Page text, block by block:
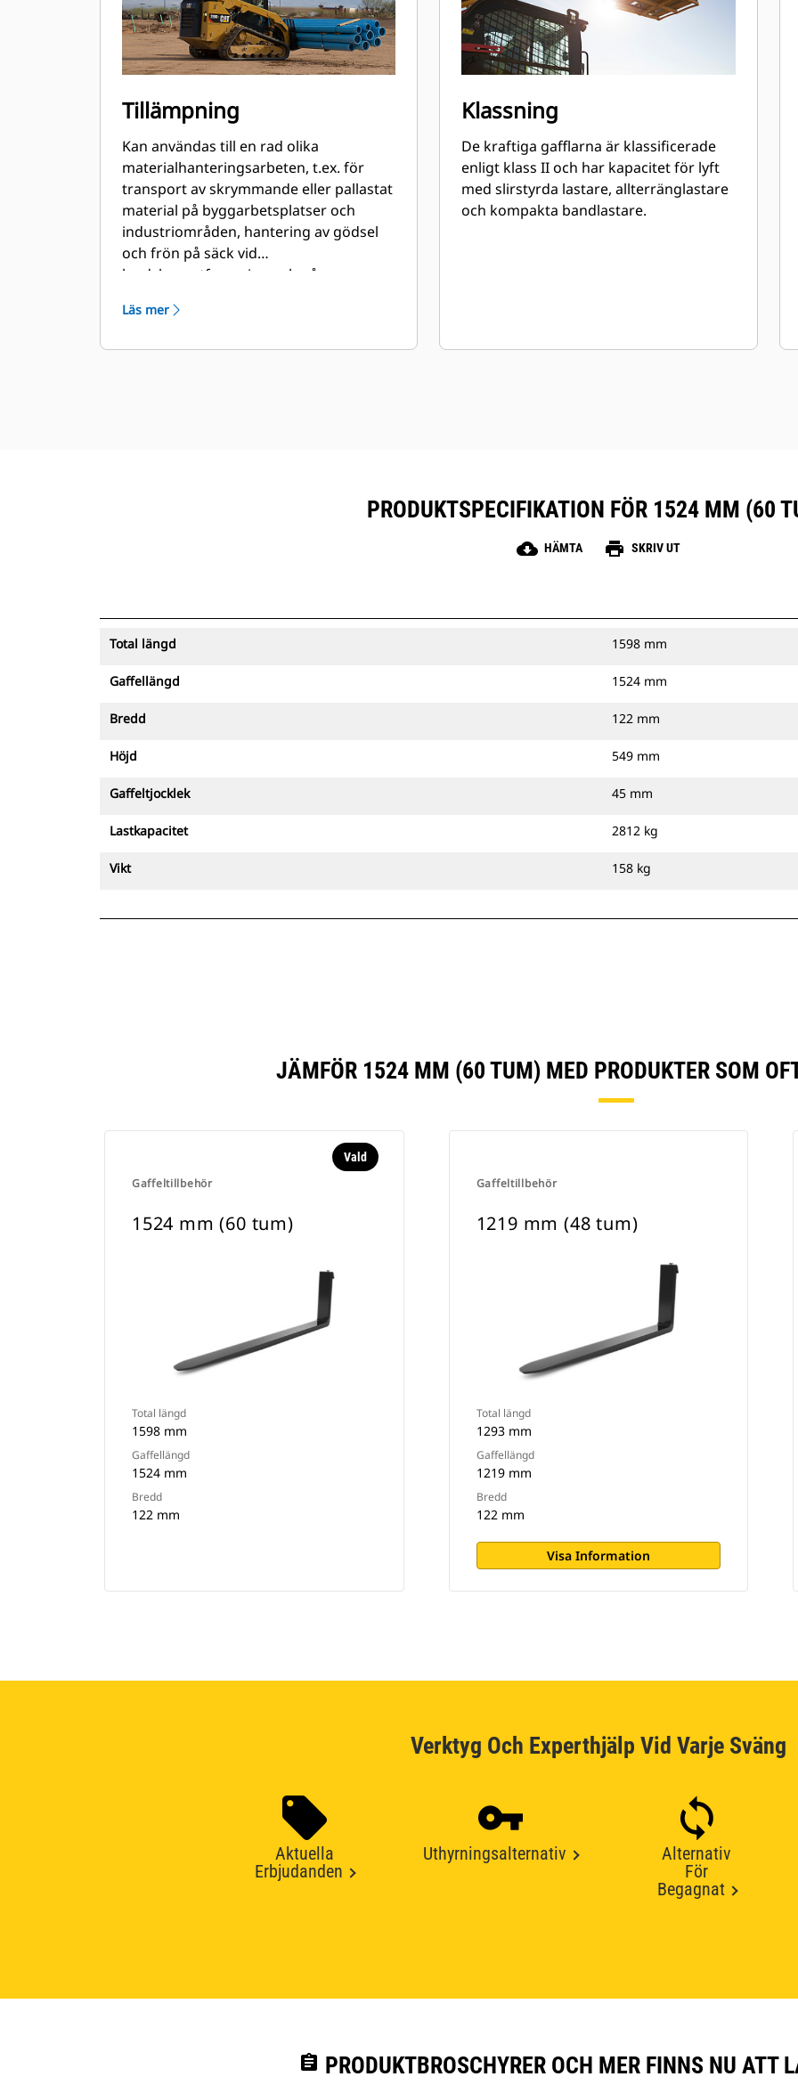
Tillämpning
Kan användas till en rad olika
materialhanteringsarbeten, t.ex. för
transport av skrymmande eller pallastat
material på byggarbetsplatser och
industriområden, hantering av gödsel
och frön på säck vid
landskapsutformning och på
Läs mer
Klassning
De kraftiga gafflarna är klassificerade
enligt klass II och har kapacitet för lyft
med slirstyrda lastare, allterränglastare
och kompakta bandlastare.
PRODUKTSPECIFIKATION FÖR 1524 MM (60
cloud_download HÄMTA print SKRIV UT
Total längd 1598 mm
Gaffellängd 1524 mm
Bredd 122 mm
Höjd 549 mm
Gaffeltjocklek 45 mm
Lastkapacitet 2812 kg
Vikt 158 kg
JÄMFÖR 1524 MM (60 TUM) MED PRODUKTER SOM
Gaffeltillbehör
Vald
1524 mm (60 tum)
Total längd
1598 mm
Gaffellängd
1524 mm
Bredd
122 mm
Gaffeltillbehör
1219 mm (48 tum)
Total längd
1293 mm
Gaffellängd
1219 mm
Bredd
122 mm
Visa Information
Verktyg Och Experthjälp Vid Varje Sväng
Aktuella
Erbjudanden
Uthyrningsalternativ
Alternativ
För
Begagnat
assignment PRODUKTBROSCHYRER OCH MER FINNS NU ATT